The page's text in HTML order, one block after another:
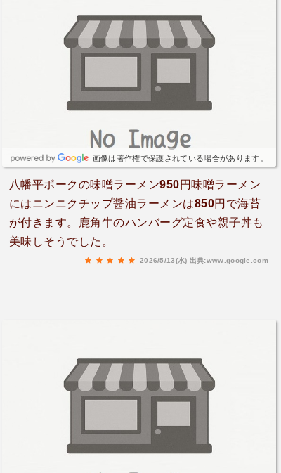
画像は著作権で保護されている場合があります。
八幡平ポークの味噌ラーメン950円味噌ラーメン
にはニンニクチップ醤油ラーメンは850円で海苔
が付きます。鹿角牛のハンバーグ定食や親子丼も
美味しそうでした。
2026/5/13(水) 出典:www.google.com